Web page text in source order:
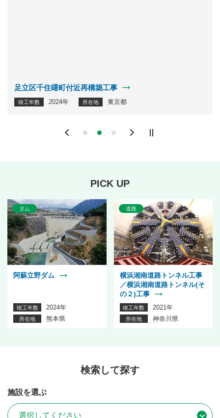
足立区千住曙町付近再構築工事
竣工年数 2024年 所在地 東京都
Previous Next
PICK UP
ダム
阿蘇立野ダム
竣工年数 2024年
所在地 熊本県
道路
横浜湘南道路トンネル工事
／横浜湘南道路トンネル(そ
の２)工事
竣工年数 2021年
所在地 神奈川県
検索して探す
施設を選ぶ